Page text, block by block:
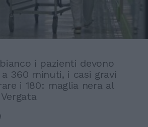
i pazienti devono
360 minuti, i casi gravi
i 180: maglia nera al